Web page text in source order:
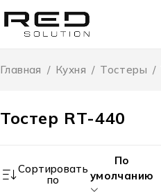
Тостер RT-440
Главная / Кухня / Тостеры /
Сортировать
по
По
умолчанию